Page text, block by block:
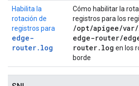
Habilita la
rotación de
registros para
edge-
router.log
Cómo habilitar la
registros para los
/opt/apigee/var/
edge-router/
router. log en los
borde